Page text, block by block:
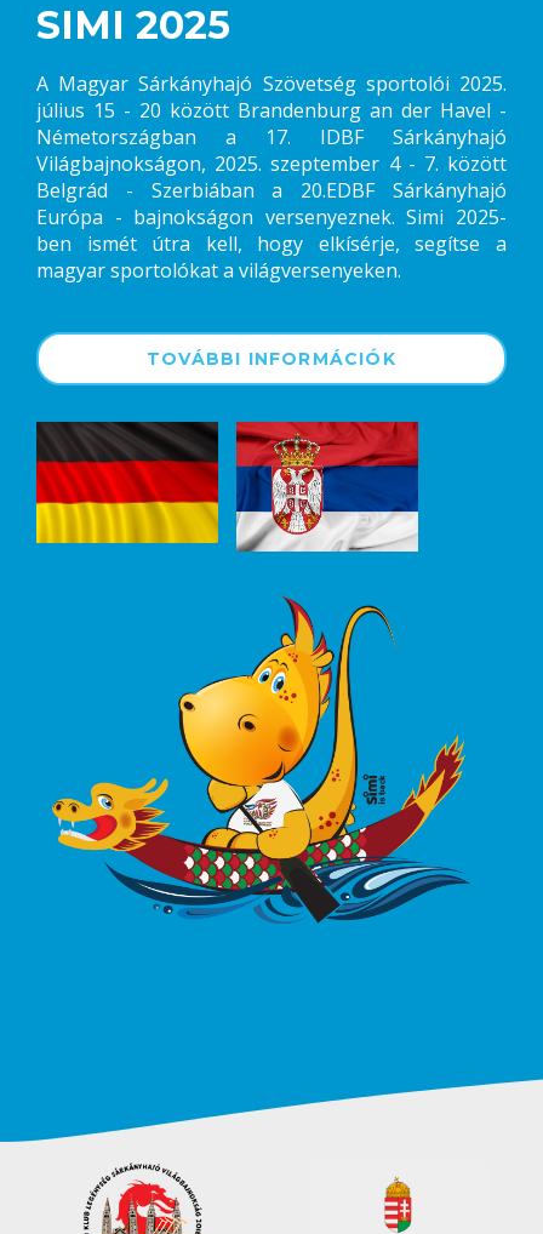
SIMI 2025
A Magyar Sárkányhajó Szövetség sportolói 2025.
július 15 - 20 között Brandenburg an der Havel -
Németországban a 17. IDBF Sárkányhajó
Világbajnokságon, 2025. szeptember 4 - 7. között
Belgrád - Szerbiában a 20.EDBF Sárkányhajó
Európa - bajnokságon versenyeznek. Simi 2025-
ben ismét útra kell, hogy elkísérje, segítse a
magyar sportolókat a világversenyeken.
TOVÁBBI INFORMÁCIÓK